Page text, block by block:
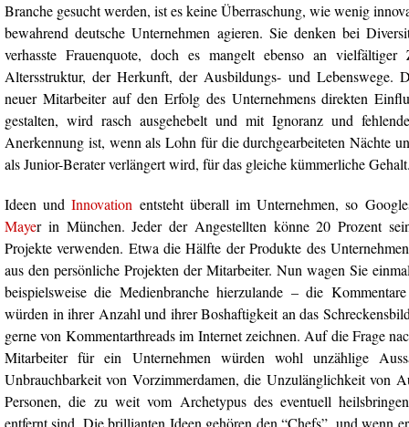
Branche gesucht werden, ist es keine Überraschung, wie wenig
bewahrend deutsche Unternehmen agieren. Sie denken bei
verhasste Frauenquote, doch es mangelt ebenso an vielfältiger
Altersstruktur, der Herkunft, der Ausbildungs- und Lebenswege.
neuer Mitarbeiter auf den Erfolg des Unternehmens direkten
gestalten, wird rasch ausgehebelt und mit Ignoranz und
Anerkennung ist, wenn als Lohn für die durchgearbeiteten Nächte
als Junior-Berater verlängert wird, für das gleiche kümmerliche
Ideen undInnovation entsteht überall im Unternehmen, so
Mayer in München. Jeder der Angestellten könne 20 Prozent
Projekte verwenden. Etwa die Hälfte der Produkte des
aus den persönliche Projekten der Mitarbeiter. Nun wagen Sie
beispielsweise die Medienbranche hierzulande – die
würden in ihrer Anzahl und ihrer Boshaftigkeit an das
gerne von Kommentarthreads im Internet zeichnen. Auf die Frage
Mitarbeiter für ein Unternehmen würden wohl unzählige
Unbrauchbarkeit von Vorzimmerdamen, die Unzulänglichkeit von
Personen, die zu weit vom Archetypus des eventuell
entfernt sind. Die brillianten Ideen gehören den “Chefs”, und wenn